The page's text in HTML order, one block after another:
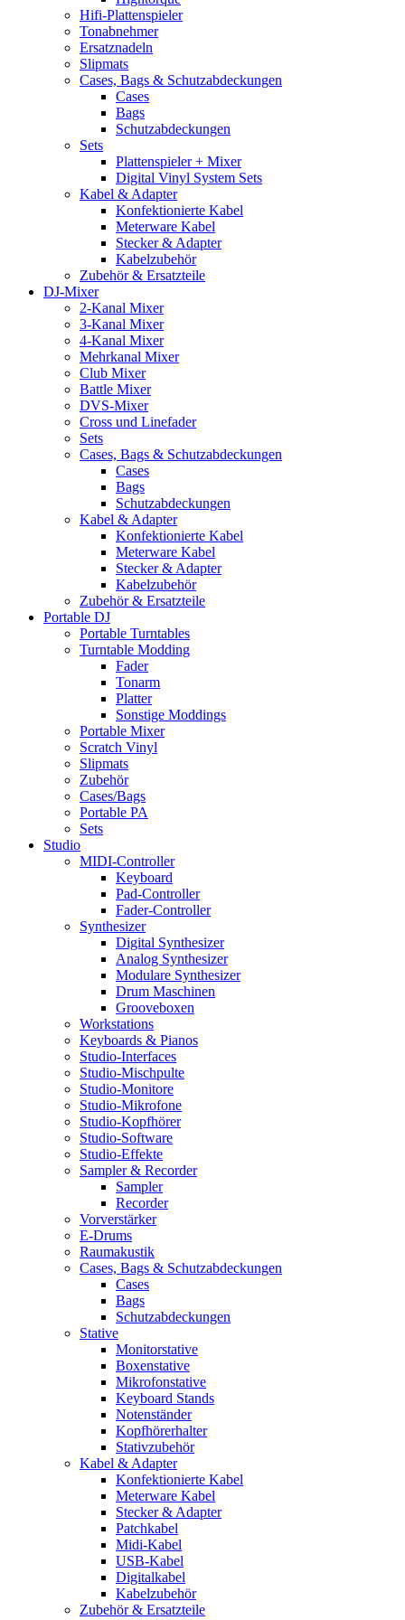
Hifi-Plattenspieler
Tonabnehmer
Ersatznadeln
Slipmats
Cases, Bags & Schutzabdeckungen
Cases
Bags
Schutzabdeckungen
Sets
Plattenspieler + Mixer
Digital Vinyl System Sets
Kabel & Adapter
Konfektionierte Kabel
Meterware Kabel
Stecker & Adapter
Kabelzubehör
Zubehör & Ersatzteile
DJ-Mixer
2-Kanal Mixer
3-Kanal Mixer
4-Kanal Mixer
Mehrkanal Mixer
Club Mixer
Battle Mixer
DVS-Mixer
Cross und Linefader
Sets
Cases, Bags & Schutzabdeckungen
Cases
Bags
Schutzabdeckungen
Kabel & Adapter
Konfektionierte Kabel
Meterware Kabel
Stecker & Adapter
Kabelzubehör
Zubehör & Ersatzteile
Portable DJ
Portable Turntables
Turntable Modding
Fader
Tonarm
Platter
Sonstige Moddings
Portable Mixer
Scratch Vinyl
Slipmats
Zubehör
Cases/Bags
Portable PA
Sets
Studio
MIDI-Controller
Keyboard
Pad-Controller
Fader-Controller
Synthesizer
Digital Synthesizer
Analog Synthesizer
Modulare Synthesizer
Drum Maschinen
Grooveboxen
Workstations
Keyboards & Pianos
Studio-Interfaces
Studio-Mischpulte
Studio-Monitore
Studio-Mikrofone
Studio-Kopfhörer
Studio-Software
Studio-Effekte
Sampler & Recorder
Sampler
Recorder
Vorverstärker
E-Drums
Raumakustik
Cases, Bags & Schutzabdeckungen
Cases
Bags
Schutzabdeckungen
Stative
Monitorstative
Boxenstative
Mikrofonstative
Keyboard Stands
Notenständer
Kopfhörerhalter
Stativzubehör
Kabel & Adapter
Konfektionierte Kabel
Meterware Kabel
Stecker & Adapter
Patchkabel
Midi-Kabel
USB-Kabel
Digitalkabel
Kabelzubehör
Zubehör & Ersatzteile